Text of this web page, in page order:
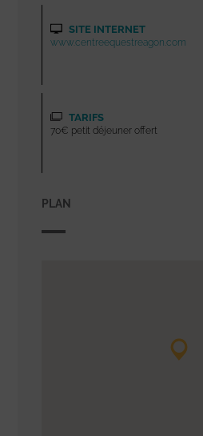
SITE INTERNET
www.centreequestreagon.com
TARIFS
70€ petit déjeuner offert
PLAN